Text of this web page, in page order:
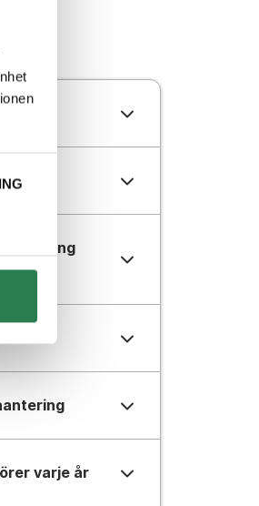
utbildning
varje år